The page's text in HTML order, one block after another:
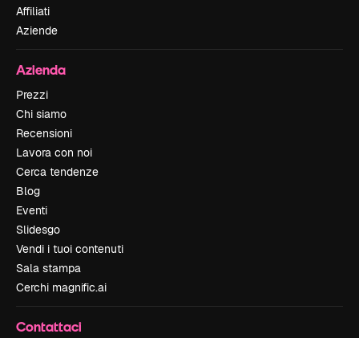
Affiliati
Aziende
Azienda
Prezzi
Chi siamo
Recensioni
Lavora con noi
Cerca tendenze
Blog
Eventi
Slidesgo
Vendi i tuoi contenuti
Sala stampa
Cerchi magnific.ai
Contattaci